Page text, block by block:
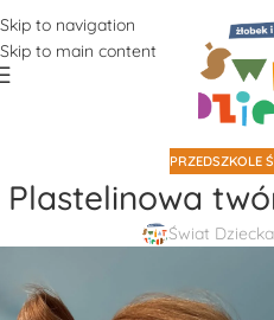
Skip to navigation
Skip to main content
PRZEDSZKOLE
Plastelinowa
Świat Dziecka